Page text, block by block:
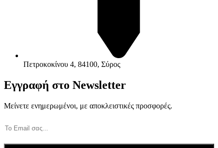
Πετροκοκίνου 4, 84100, Σύρος
Εγγραφή στο Newsletter
Μείνετε ενημερωμένοι, με αποκλειστικές προσφορές.